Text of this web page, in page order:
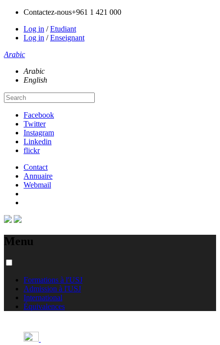
Contactez-nous+961 1 421 000
Log in /Etudiant
Log in /Enseignant
Arabic
Arabic
English
Facebook
Twitter
Instagram
Linkedin
flickr
Contact
Annuaire
Webmail
Menu
Formations à l'USJ
Admission à l'USJ
International
Équivalences